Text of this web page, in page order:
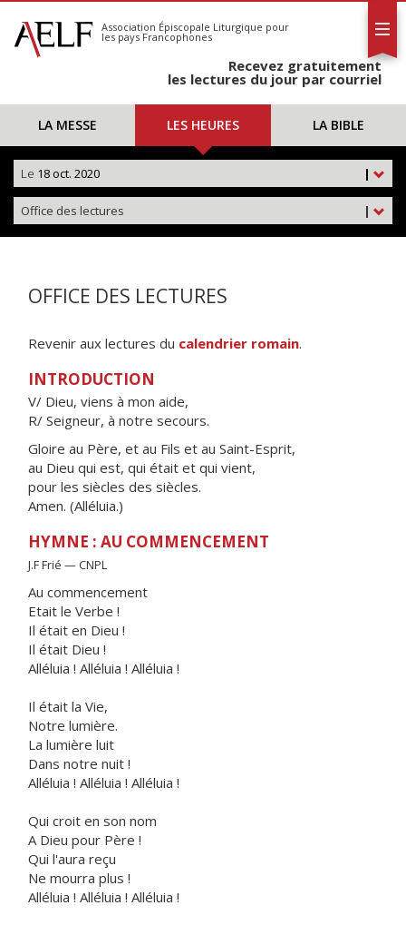
S'abonner
Calendrier
Association Épiscopale Liturgique pour
les pays Francophones
Recevez gratuitement
les lectures du jour par courriel
LA MESSE LES HEURES LA BIBLE
|
Le 18 oct. 2020
|
Office des lectures
OFFICE DES LECTURES
Revenir aux lectures du calendrier romain.
INTRODUCTION
V/ Dieu, viens à mon aide,
R/ Seigneur, à notre secours.
Gloire au Père, et au Fils et au Saint-Esprit,
au Dieu qui est, qui était et qui vient,
pour les siècles des siècles.
Amen. (Alléluia.)
HYMNE : AU COMMENCEMENT
J.F Frié — CNPL
Au commencement
Etait le Verbe !
Il était en Dieu !
Il était Dieu !
Alléluia ! Alléluia ! Alléluia !
Il était la Vie,
Notre lumière.
La lumière luit
Dans notre nuit !
Alléluia ! Alléluia ! Alléluia !
Qui croit en son nom
A Dieu pour Père !
Qui l'aura reçu
Ne mourra plus !
Alléluia ! Alléluia ! Alléluia !